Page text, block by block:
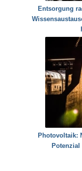
Entsorgung
Photovoltaik:
Potenzial